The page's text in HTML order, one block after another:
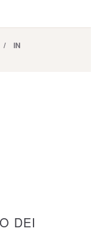
IN
DEI